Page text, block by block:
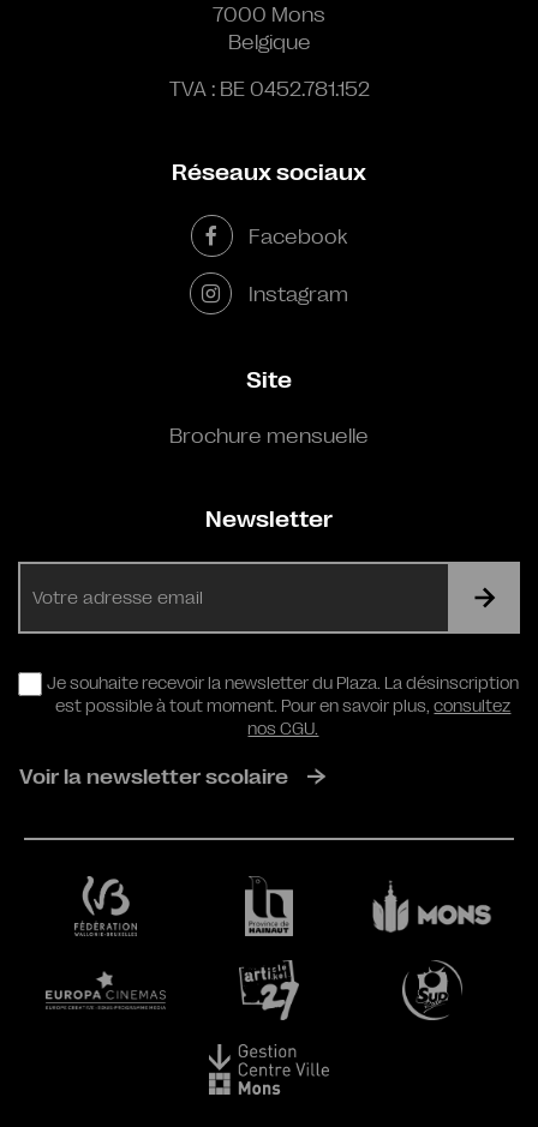
7000 Mons
Belgique
TVA : BE 0452.781.152
Réseaux sociaux
Facebook
Instagram
Site
Brochure mensuelle
Newsletter
RGPD
Je souhaite recevoir la newsletter du Plaza. La désinscription
est possible à tout moment. Pour en savoir plus,consultez
nos CGU.
Voir la newsletter scolaire